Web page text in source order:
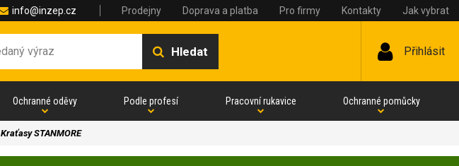
info@inzep.cz Prodejny Doprava a platba Pro firmy Kontakty Jak vybrat
Hledat Přihlásit
Ochranné oděvy Podle profesí Pracovní rukavice Ochranné pomůcky
Kraťasy STANMORE